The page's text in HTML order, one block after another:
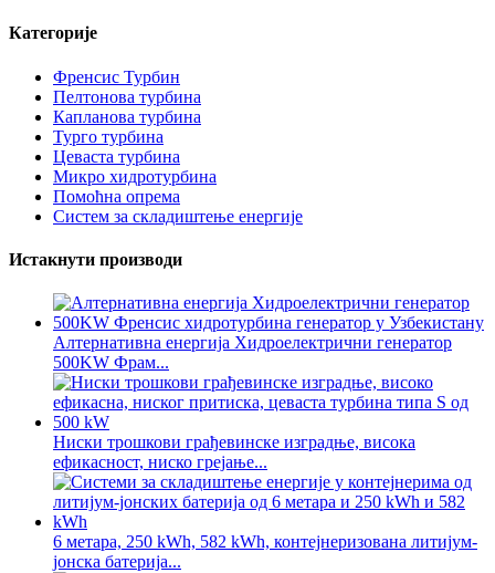
Категорије
Френсис Турбин
Пелтонова турбина
Капланова турбина
Турго турбина
Цеваста турбина
Микро хидротурбина
Помоћна опрема
Систем за складиштење енергије
Истакнути производи
Алтернативна енергија Хидроелектрични генератор
500KW Фрам...
Ниски трошкови грађевинске изградње, висока
ефикасност, ниско грејање...
6 метара, 250 kWh, 582 kWh, контејнеризована литијум-
јонска батерија...